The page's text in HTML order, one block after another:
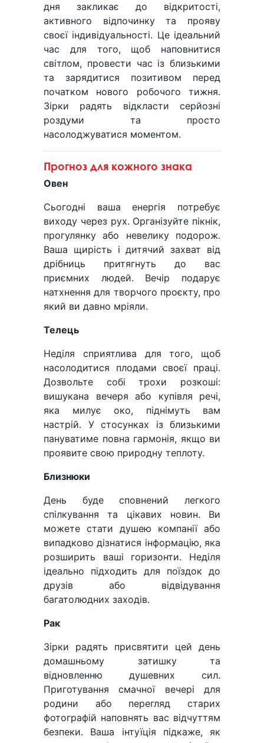
дня закликає до відкритості,
активного відпочинку та прояву
своєї індивідуальності. Це ідеальний
час для того, щоб наповнитися
світлом, провести час із близькими
та зарядитися позитивом перед
початком нового робочого тижня.
Зірки радять відкласти серйозні
роздуми та просто
насолоджуватися моментом.
Прогноз для кожного знака
Овен
Сьогодні ваша енергія потребує
виходу через рух. Організуйте пікнік,
прогулянку або невелику подорож.
Ваша щирість і дитячий захват від
дрібниць притягнуть до вас
приємних людей. Вечір подарує
натхнення для творчого проєкту, про
який ви давно мріяли.
Телець
Неділя сприятлива для того, щоб
насолодитися плодами своєї праці.
Дозвольте собі трохи розкоші:
вишукана вечеря або купівля речі,
яка милує око, піднімуть вам
настрій. У стосунках із близькими
пануватиме повна гармонія, якщо ви
проявите свою природну теплоту.
Близнюки
День буде сповнений легкого
спілкування та цікавих новин. Ви
можете стати душею компанії або
випадково дізнатися інформацію, яка
розширить ваші горизонти. Неділя
ідеально підходить для поїздок до
друзів або відвідування
багатолюдних заходів.
Рак
Зірки радять присвятити цей день
домашньому затишку та
відновленню душевних сил.
Приготування смачної вечері для
родини або перегляд старих
фотографій наповнять вас відчуттям
безпеки. Ваша інтуїція підкаже, як